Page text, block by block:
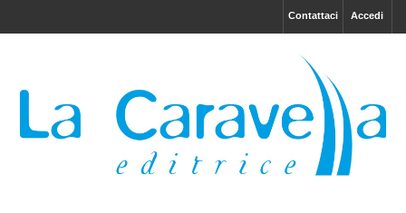
Accedi
Contattaci